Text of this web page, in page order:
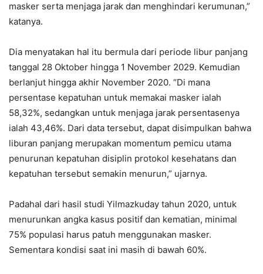
masker serta menjaga jarak dan menghindari kerumunan,”
katanya.
Dia menyatakan hal itu bermula dari periode libur panjang
tanggal 28 Oktober hingga 1 November 2029. Kemudian
berlanjut hingga akhir November 2020. “Di mana
persentase kepatuhan untuk memakai masker ialah
58,32%, sedangkan untuk menjaga jarak persentasenya
ialah 43,46%. Dari data tersebut, dapat disimpulkan bahwa
liburan panjang merupakan momentum pemicu utama
penurunan kepatuhan disiplin protokol kesehatans dan
kepatuhan tersebut semakin menurun,” ujarnya.
Padahal dari hasil studi Yilmazkuday tahun 2020, untuk
menurunkan angka kasus positif dan kematian, minimal
75% populasi harus patuh menggunakan masker.
Sementara kondisi saat ini masih di bawah 60%.